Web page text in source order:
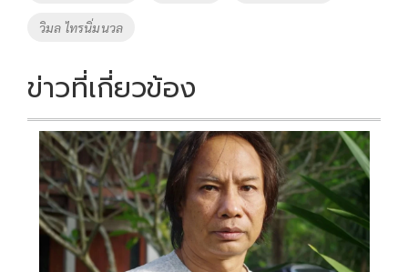
o
k
วิมล ไทรนิ่มนวล
ข่าวที่เกี่ยวข้อง